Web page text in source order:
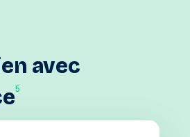
avec
5